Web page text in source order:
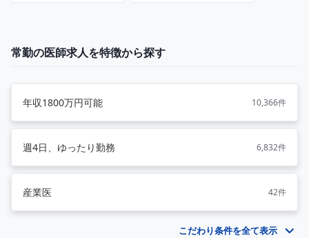
常勤の医師求人を特徴から探す
年収1800万円可能 10,366件
週4日、ゆったり勤務 6,832件
産業医 42件
こだわり条件を全て表示